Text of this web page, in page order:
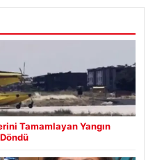
Tamamlayan Yangın